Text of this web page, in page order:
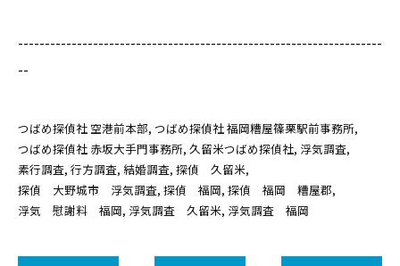
--------------------------------------------------------------------
--
つばめ探偵社 空港前本部 つばめ探偵社 福岡糟屋篠栗駅前事務所
つばめ探偵社 赤坂大手門事務所 久留米つばめ探偵社 浮気調査
素行調査 行方調査 結婚調査 探偵 久留米
探偵 大野城市 浮気調査 探偵 福岡 探偵 福岡 糟屋郡
浮気 慰謝料 福岡 浮気調査 久留米 浮気調査 福岡